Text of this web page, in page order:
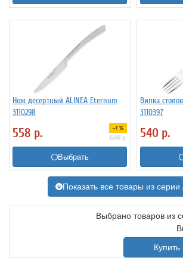
Нож десертный ALINEA Eternum
3110298
558 р. -7 %
600р.
Выбрать
Вилка
3110397
540 р.
Показать все товары из серии
Выбрано товаров из